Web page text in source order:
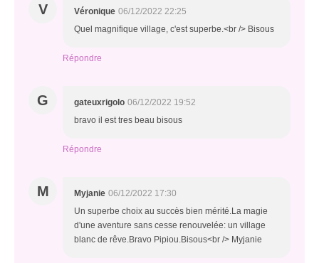
V Véronique 06/12/2022 22:25
Quel magnifique village, c'est superbe.<br /> Bisous
Répondre
G gateuxrigolo 06/12/2022 19:52
bravo il est tres beau bisous
Répondre
M Myjanie 06/12/2022 17:30
Un superbe choix au succès bien mérité.La magie
d'une aventure sans cesse renouvelée: un village
blanc de rêve.Bravo Pipiou.Bisous<br /> Myjanie